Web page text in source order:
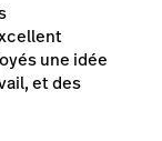
une idée
et des